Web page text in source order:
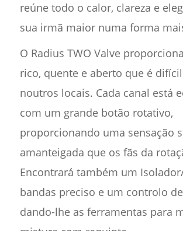
reúne todo o calor, clareza e
sua irmã maior numa forma
O Radius TWO Valve
rico, quente e aberto que é
noutros locais. Cada canal está
com um grande botão rotativo,
proporcionando uma sensação
amanteigada que os fãs da
Encontrará também um
bandas preciso e um controlo
dando-lhe as ferramentas para